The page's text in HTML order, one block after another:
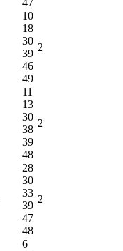
10
18
30
39
46
49
2
11
13
30
38
39
48
2
28
30
33
39
47
48
2
6